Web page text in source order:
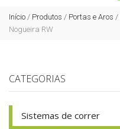
Início / Produtos / Portas e Aros /
Nogueira RW
CATEGORIAS
Sistemas de correr